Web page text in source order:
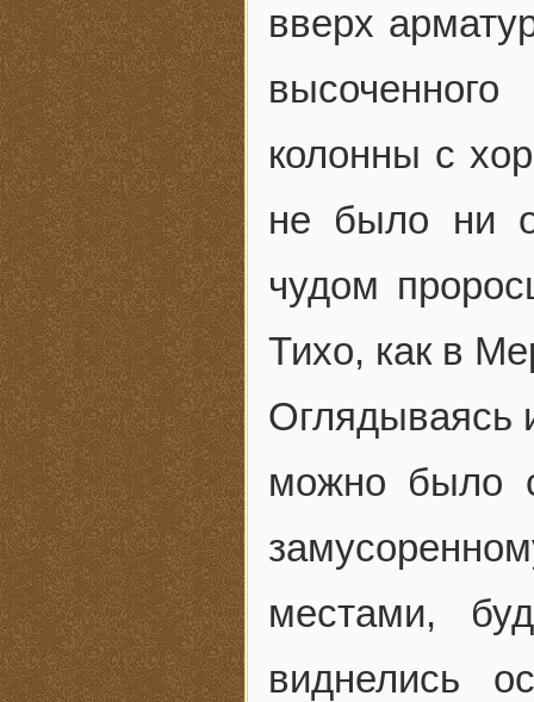
вверх
колонны с
не было ни
чудом
Тихо, как в
Оглядываясь
можно было
местами,
виднелись